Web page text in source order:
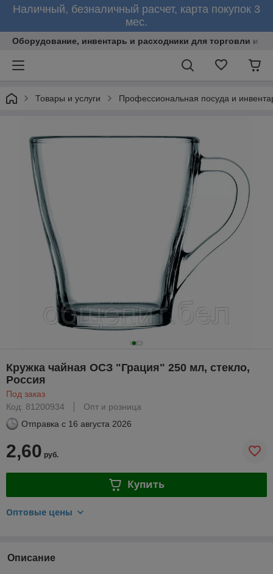
Наличный, безналичный расчет, карта покупок 3
мес.
Оборудование, инвентарь и расходники для торговли и
Товары и услуги Профессиональная посуда и
Кружка чайная ОСЗ "Грация" 250 мл, стекло,
Россия
Под заказ
Код: 81200934
Опт и розница
Отправка с 16 августа 2026
2,60 руб.
Купить
Оптовые цены
Описание